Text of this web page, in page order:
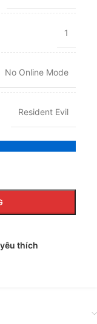
1
No Online Mode
Resident Evil
thích